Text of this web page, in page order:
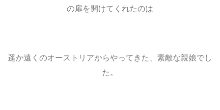
の扉を開けてくれたのは
遥か遠くのオーストリアからやってきた、素敵な親娘でし
た。